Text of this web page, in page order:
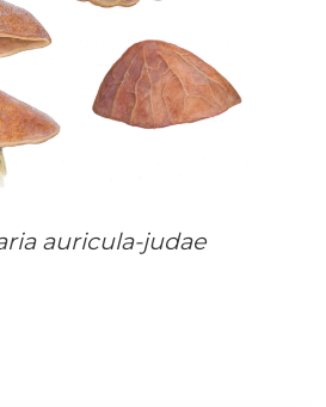
auricula-judae